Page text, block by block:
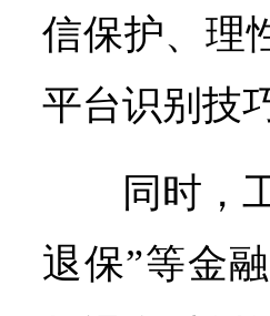
信保护、理
平台识别技
同时，
退保”等金